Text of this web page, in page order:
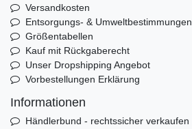
Versandkosten
Entsorgungs- & Umweltbestimmungen
Größentabellen
Kauf mit Rückgaberecht
Unser Dropshipping Angebot
Vorbestellungen Erklärung
Informationen
Händlerbund - rechtssicher verkaufen